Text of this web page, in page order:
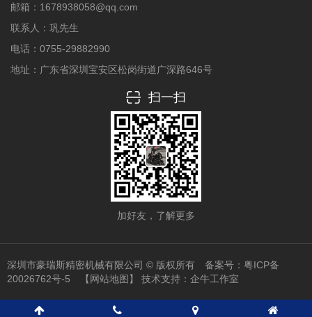
邮箱：1678938058@qq.com
联系人：巩先生
电话：0755-29882990
地址：广东省深圳宝安区松岗街道广深路646号
扫一扫
加好友，了解更多
深圳市豪瑞斯精密机械有限公司 © 版权所有 备案号： 粤ICP备
20026762号-5
【网站地图】 技术支持： 企牛工作室